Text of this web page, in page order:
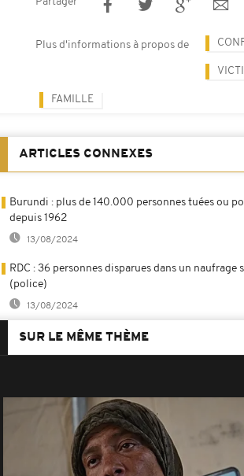
Plus d'informations à propos de
FAMILLE
ARTICLES CONNEXES
Burundi : plus de 140.000 personnes tuées ou
depuis 1962
13/08/2024
RDC : 36 personnes disparues dans un naufrage
(police)
13/08/2024
SUR LE MÊME THÈME